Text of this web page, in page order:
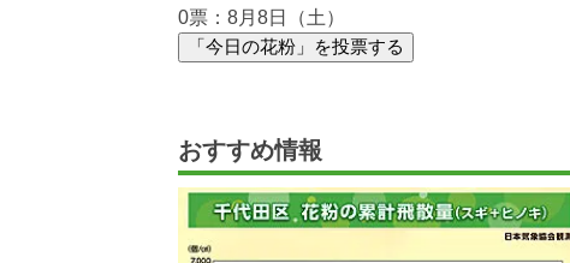
0票：8月8日（土）
「今日の花粉」を投票する
おすすめ情報